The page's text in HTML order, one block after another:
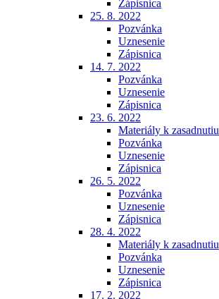
Zápisnica
25. 8. 2022
Pozvánka
Uznesenie
Zápisnica
14. 7. 2022
Pozvánka
Uznesenie
Zápisnica
23. 6. 2022
Materiály k zasadnutiu
Pozvánka
Uznesenie
Zápisnica
26. 5. 2022
Pozvánka
Uznesenie
Zápisnica
28. 4. 2022
Materiály k zasadnutiu
Pozvánka
Uznesenie
Zápisnica
17. 2. 2022